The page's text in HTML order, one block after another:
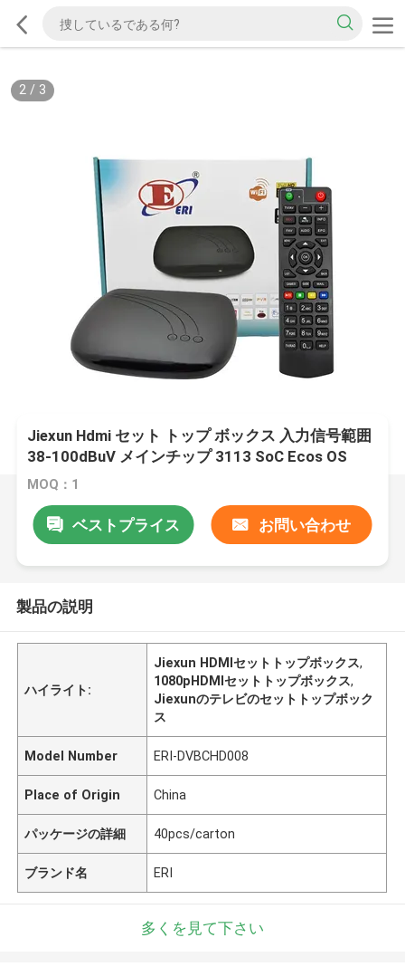
2/ 3
Jiexun Hdmi セット トップ ボックス 入力信号範囲
38-100dBuV メインチップ 3113 SoC Ecos OS
MOQ：1
ベストプライス お問い合わせ
製品の説明
ハイライト:
Jiexun HDMIセットトップボックス,
1080pHDMIセットトップボックス,
Jiexunのテレビのセットトップボック
ス
Model Number ERI-DVBCHD008
Place of Origin China
パッケージの詳細 40pcs/carton
ブランド名 ERI
多くを見て下さい